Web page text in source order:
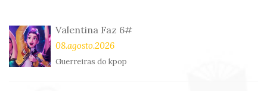
Valentina Faz 6#
08.agosto.2026
Guerreiras do kpop